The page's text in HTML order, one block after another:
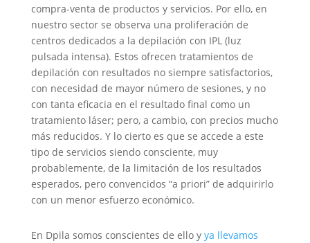
compra-venta de productos y servicios. Por ello, en
nuestro sector se observa una proliferación de
centros dedicados a la depilación con IPL (luz
pulsada intensa). Estos ofrecen tratamientos de
depilación con resultados no siempre satisfactorios,
con necesidad de mayor número de sesiones, y no
con tanta eficacia en el resultado final como un
tratamiento láser; pero, a cambio, con precios mucho
más reducidos. Y lo cierto es que se accede a este
tipo de servicios siendo consciente, muy
probablemente, de la limitación de los resultados
esperados, pero convencidos “a priori” de adquirirlo
con un menor esfuerzo económico.
En Dpila somos conscientes de ello y ya llevamos